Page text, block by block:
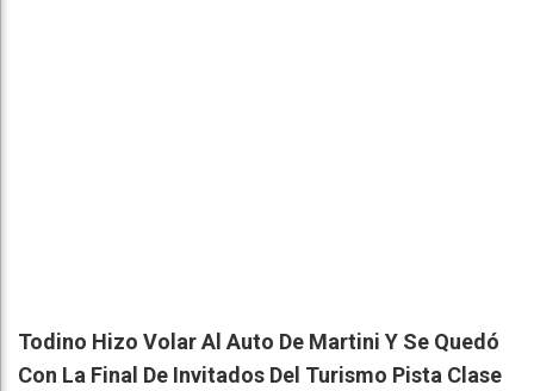
Todino Hizo Volar Al Auto De Martini Y Se Quedó
Con La Final De Invitados Del Turismo Pista Clase